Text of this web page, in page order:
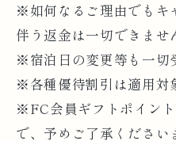
※如何なるご理由でもキ
伴う返金は一切できませ
※宿泊日の変更等も一切
※各種優待割引は適用対
※FC会員ギフトポイン
で、予めご了承くださ